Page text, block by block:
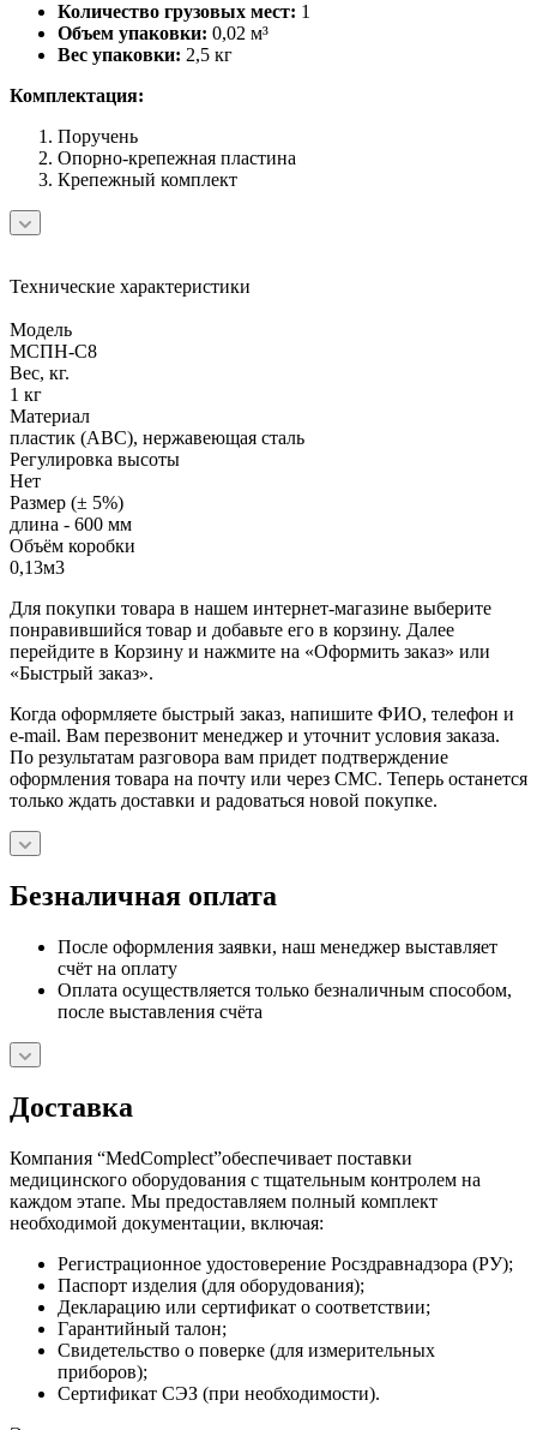
Количество грузовых мест: 1
Объем упаковки: 0,02 м³
Вес упаковки: 2,5 кг
Комплектация:
Поручень
Опорно-крепежная пластина
Крепежный комплект
Технические характеристики
Модель
МСПН-С8
Вес, кг.
1 кг
Материал
пластик (АВС), нержавеющая сталь
Регулировка высоты
Нет
Размер (± 5%)
длина - 600 мм
Объём коробки
0,13м3
Для покупки товара в нашем интернет-магазине выберите
понравившийся товар и добавьте его в корзину. Далее
перейдите в Корзину и нажмите на «Оформить заказ» или
«Быстрый заказ».
Когда оформляете быстрый заказ, напишите ФИО, телефон и
e-mail. Вам перезвонит менеджер и уточнит условия заказа.
По результатам разговора вам придет подтверждение
оформления товара на почту или через СМС. Теперь останется
только ждать доставки и радоваться новой покупке.
Безналичная оплата
После оформления заявки, наш менеджер выставляет
счёт на оплату
Оплата осуществляется только безналичным способом,
после выставления счёта
Доставка
Компания “MedComplect”обеспечивает поставки
медицинского оборудования с тщательным контролем на
каждом этапе. Мы предоставляем полный комплект
необходимой документации, включая:
Регистрационное удостоверение Росздравнадзора (РУ);
Паспорт изделия (для оборудования);
Декларацию или сертификат о соответствии;
Гарантийный талон;
Свидетельство о поверке (для измерительных
приборов);
Сертификат СЭЗ (при необходимости).